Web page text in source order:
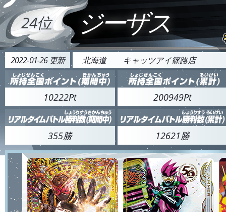
24位 ジーザス
2022-01-26 更新 北海道 キャッツアイ篠路店
10222Pt 200949Pt
355勝 12621勝